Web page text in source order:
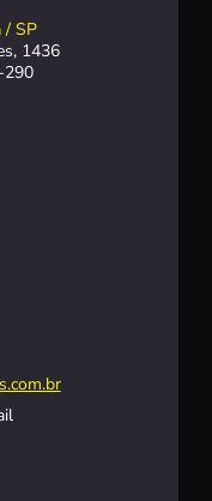
/ SP
1436
290